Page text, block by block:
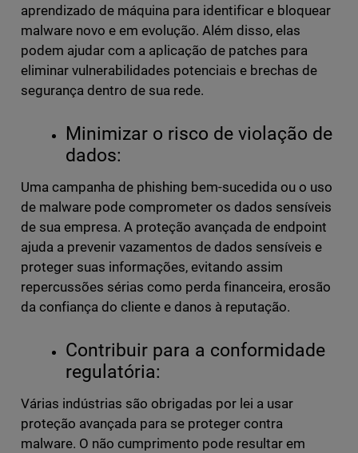
aprendizado de máquina para identificar e bloquear
malware novo e em evolução. Além disso, elas
podem ajudar com a aplicação de patches para
eliminar vulnerabilidades potenciais e brechas de
segurança dentro de sua rede.
Minimizar o risco de violação de
dados:
Uma campanha de phishing bem-sucedida ou o uso
de malware pode comprometer os dados sensíveis
de sua empresa. A proteção avançada de endpoint
ajuda a prevenir vazamentos de dados sensíveis e
proteger suas informações, evitando assim
repercussões sérias como perda financeira, erosão
da confiança do cliente e danos à reputação.
Contribuir para a conformidade
regulatória:
Várias indústrias são obrigadas por lei a usar
proteção avançada para se proteger contra
malware. O não cumprimento pode resultar em